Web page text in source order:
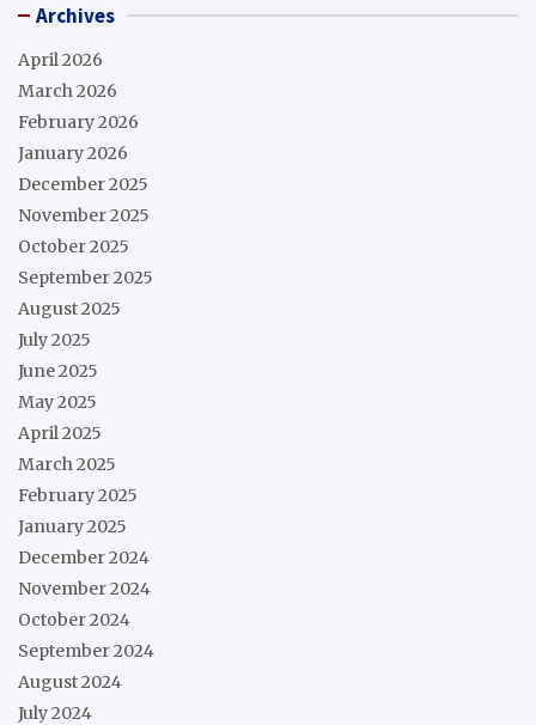
Archives
April 2026
March 2026
February 2026
January 2026
December 2025
November 2025
October 2025
September 2025
August 2025
July 2025
June 2025
May 2025
April 2025
March 2025
February 2025
January 2025
December 2024
November 2024
October 2024
September 2024
August 2024
July 2024